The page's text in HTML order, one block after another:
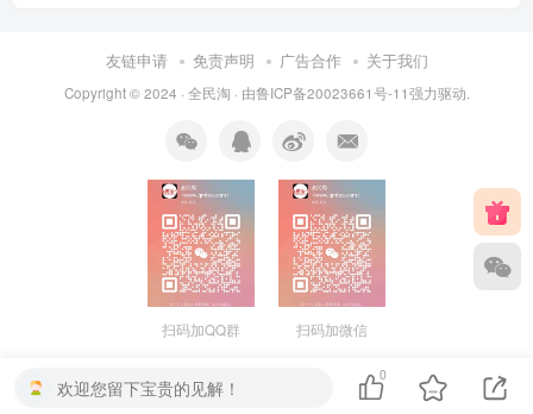
友链申请 免责声明 广告合作 关于我们
Copyright © 2024 · 全民淘 · 由鲁ICP备20023661号-11强力驱动.
扫码加QQ群 扫码加微信
欢迎您留下宝贵的见解！
0